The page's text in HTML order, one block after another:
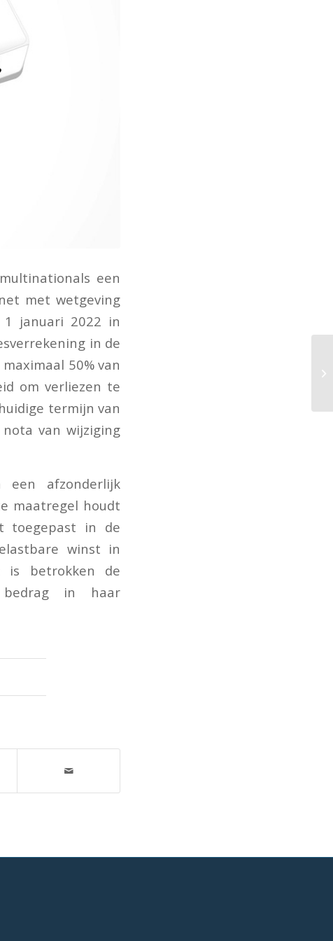
een
met wetgeving
1 januari 2022 in
in de
50% van
om verliezen te
termijn van
van wijziging
afzonderlijk
maatregel houdt
toegepast in de
winst in
is betrokken de
in haar